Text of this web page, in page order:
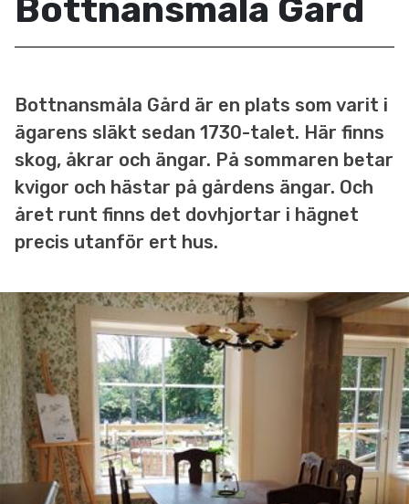
Bottnansmåla Gård
Bottnansmåla Gård är en plats som varit i
ägarens släkt sedan 1730-talet. Här finns
skog, åkrar och ängar. På sommaren betar
kvigor och hästar på gårdens ängar. Och
året runt finns det dovhjortar i hägnet
precis utanför ert hus.